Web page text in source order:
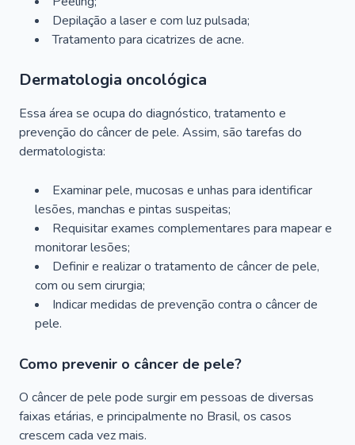
Depilação a laser e com luz pulsada;
Tratamento para cicatrizes de acne.
Dermatologia oncológica
Essa área se ocupa do diagnóstico, tratamento e
prevenção do câncer de pele. Assim, são tarefas do
dermatologista:
Examinar pele, mucosas e unhas para identificar
lesões, manchas e pintas suspeitas;
Requisitar exames complementares para mapear e
monitorar lesões;
Definir e realizar o tratamento de câncer de pele,
com ou sem cirurgia;
Indicar medidas de prevenção contra o câncer de
pele.
Como prevenir o câncer de pele?
O câncer de pele pode surgir em pessoas de diversas
faixas etárias, e principalmente no Brasil, os casos
crescem cada vez mais.